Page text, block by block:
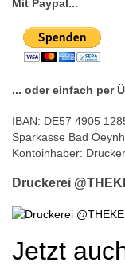
Mit Paypal...
... oder einfach per
IBAN: DE57 4905
Sparkasse Bad
Kontoinhaber:
Druckerei
Jetzt